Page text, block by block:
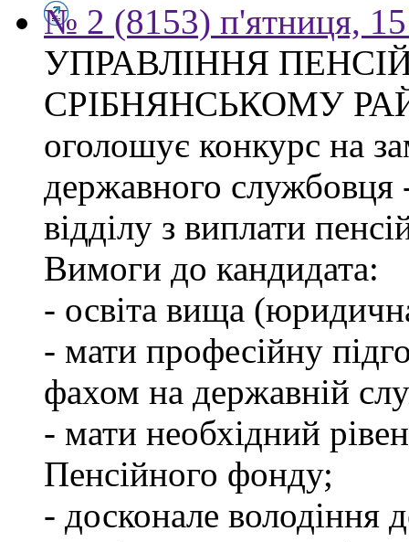
№ 2 (8153) п'ятниця, 15
УПРАВЛІННЯ
СРІБНЯНСЬКОМУ
оголошує конкурс на
державного службовця
відділу з виплати
Вимоги до кандидата:
- освіта вища
- мати професійну
фахом на державній
- мати необхідний
Пенсійного фонду;
- досконале